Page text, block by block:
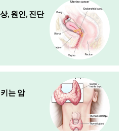
, 원인, 진단
는 암